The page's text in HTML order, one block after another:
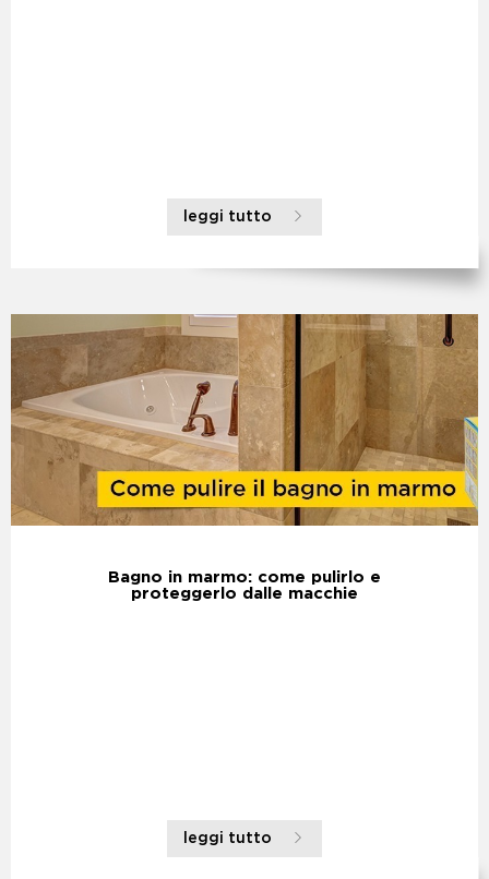
leggi tutto
Bagno in marmo: come pulirlo e
proteggerlo dalle macchie
leggi tutto